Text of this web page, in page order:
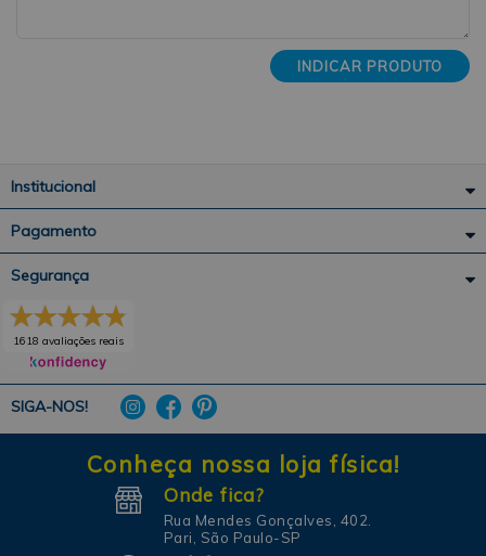
INDICAR PRODUTO
Institucional
Pagamento
SIGA-NOS!
Segurança
1618 avaliações reais
Conheça nossa loja física!
Onde fica?
Rua Mendes Gonçalves, 402.
Pari, São Paulo-SP